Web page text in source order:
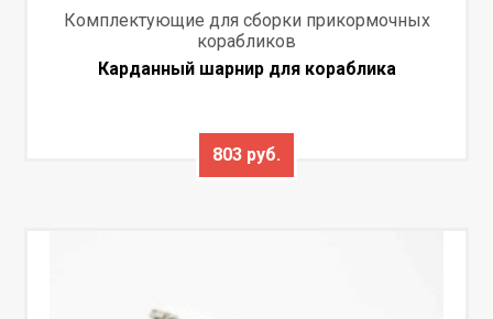
Комплектующие для сборки прикормочных
корабликов
Карданный шарнир для кораблика
803 руб.